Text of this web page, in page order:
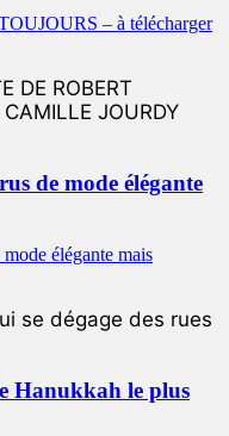
DE ROBERT
JOURDY
de mode élégante
se dégage des rues
Hanukkah le plus